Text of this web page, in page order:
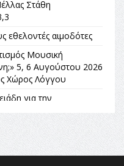
Στάθη
εθελοντές αιμοδότες
Μουσική
5, 6 Αυγούστου 2026
Χώρος Λόγγου
για την
τέτοιες κορυφαίες
η ευθύνη απέναντι
δεύτερο γύρο του